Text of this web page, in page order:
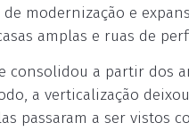
modernização e
amplas e ruas de
a partir dos
a verticalização
passaram a ser vistos